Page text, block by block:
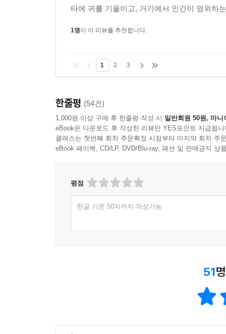
타에 귀를 기울이고, 거기에서 인간이 영위하
1명이 이 리뷰를 추천합니다.
1 2 3
한줄평 (54건)
1,000원 이상 구매 후 한줄평 작성 시 일반회원 50원, 마니
eBook은 다운로드 후 작성한 리뷰만 YES포인트 지급됩니
클래스는 첫번째 회차 주문확정 시점부터 마지막 회차 주
eBook 페이백, CD/LP, DVD/Blu-ray, 패션 및 판매금지 상
평점
한글 기준 50자까지 작성가능
51